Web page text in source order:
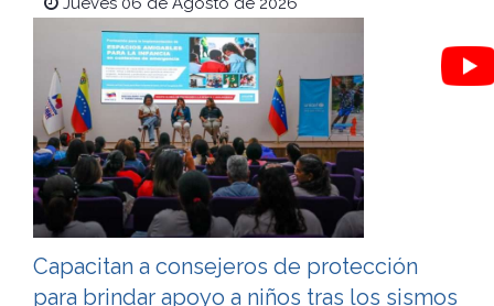
Capacitan a consejeros de protección
para brindar apoyo a niños tras los sismos